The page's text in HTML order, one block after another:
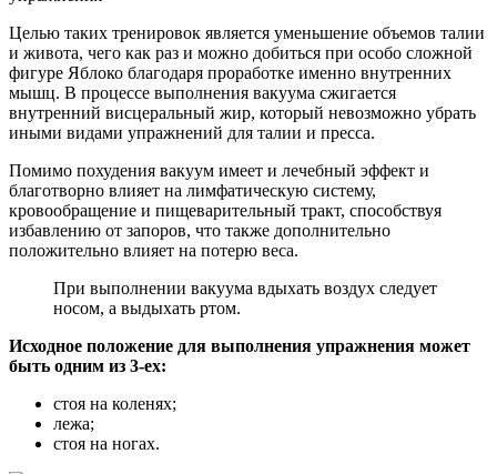
Целью таких тренировок является уменьшение объемов талии
и живота, чего как раз и можно добиться при особо сложной
фигуре Яблоко благодаря проработке именно внутренних
мышц. В процессе выполнения вакуума сжигается
внутренний висцеральный жир, который невозможно убрать
иными видами упражнений для талии и пресса.
Помимо похудения вакуум имеет и лечебный эффект и
благотворно влияет на лимфатическую систему,
кровообращение и пищеварительный тракт, способствуя
избавлению от запоров, что также дополнительно
положительно влияет на потерю веса.
При выполнении вакуума вдыхать воздух следует
носом, а выдыхать ртом.
Исходное положение для выполнения упражнения может
быть одним из 3-ех:
стоя на коленях;
лежа;
стоя на ногах.